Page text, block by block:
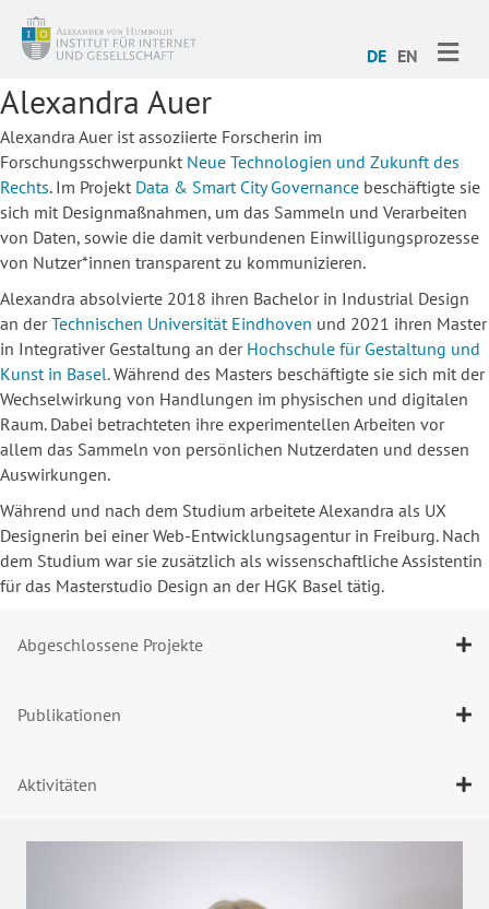
DE EN
Alexandra Auer
Alexandra Auer ist assoziierte Forscherin im
Forschungsschwerpunkt Neue Technologien und Zukunft des
Rechts. Im Projekt Data & Smart City Governance beschäftigte sie
sich mit Designmaßnahmen, um das Sammeln und Verarbeiten
von Daten, sowie die damit verbundenen Einwilligungsprozesse
von Nutzer*innen transparent zu kommunizieren.
Alexandra absolvierte 2018 ihren Bachelor in Industrial Design
an derTechnischen Universität Eindhoven und 2021 ihren Master
in Integrativer Gestaltung an der Hochschule für Gestaltung und
Kunst in Basel. Während des Masters beschäftigte sie sich mit der
Wechselwirkung von Handlungen im physischen und digitalen
Raum. Dabei betrachteten ihre experimentellen Arbeiten vor
allem das Sammeln von persönlichen Nutzerdaten und dessen
Auswirkungen.
Während und nach dem Studium arbeitete Alexandra als UX
Designerin bei einer Web-Entwicklungsagentur in Freiburg. Nach
dem Studium war sie zusätzlich als wissenschaftliche Assistentin
für das Masterstudio Design an der HGK Basel tätig.
Abgeschlossene Projekte
Publikationen
Aktivitäten